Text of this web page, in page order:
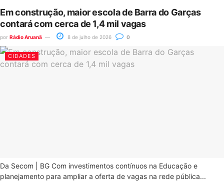
Em construção, maior escola de Barra do Garças
contará com cerca de 1,4 mil vagas
por Rádio Aruanã 8 de julho de 2026 0
CIDADES
Da Secom | BG Com investimentos contínuos na Educação e
planejamento para ampliar a oferta de vagas na rede pública...